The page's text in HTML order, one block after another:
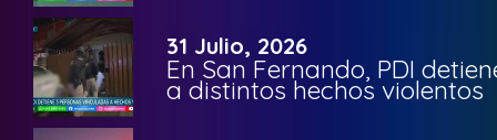
31 Julio, 2026
En San Fernando, PDI
a distintos hechos violentos